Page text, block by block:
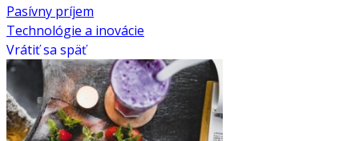
Pasívny príjem
Technológie a inovácie
Vrátiť sa späť